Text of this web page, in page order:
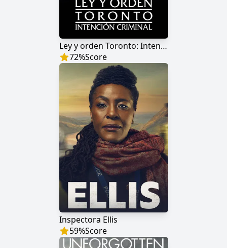
Ley y orden Toronto: Intención criminal
72%Score
Inspectora Ellis
59%Score